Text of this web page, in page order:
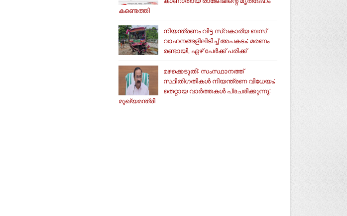
കണ്ടെത്തി
നിയന്ത്രണം വിട്ട സ്വകാര്യ ബസ്
വാഹനങ്ങളിലിടിച്ച് അപകടം; മരണം
രണ്ടായി, ഏഴ് പേർക്ക് പരിക്ക്
മഴക്കെടുതി: സംസ്ഥാനത്ത്
സ്ഥിതിഗതികള്‍ നിയന്ത്രണ വിധേയം;
തെറ്റായ വാര്‍ത്തകള്‍ പ്രചരിക്കുന്നു:
മുഖ്യമന്ത്രി